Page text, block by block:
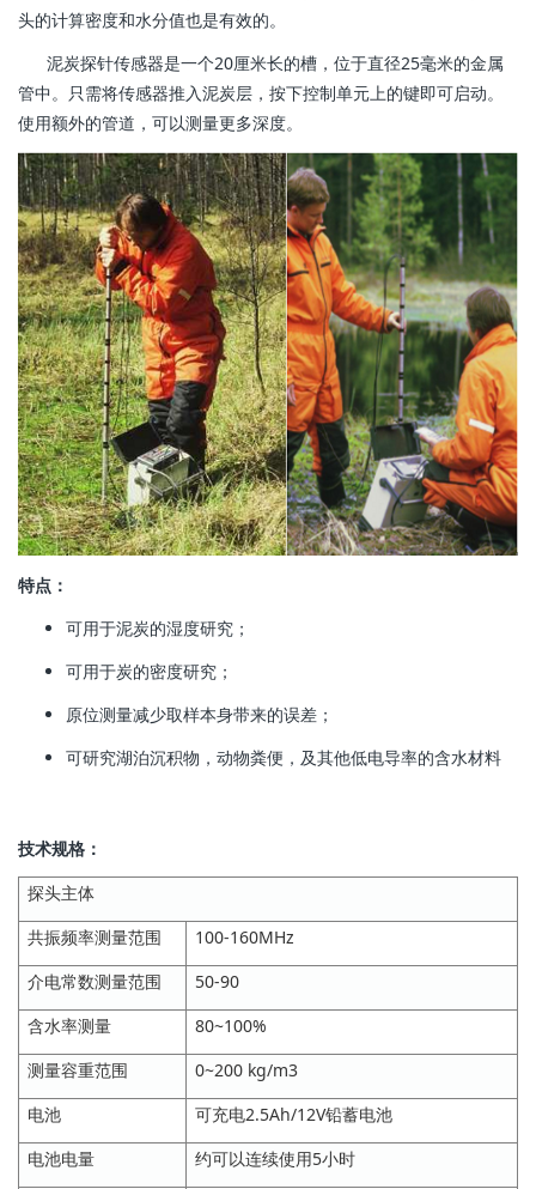
头的计算密度和水分值也是有效的。
泥炭探针传感器是一个20厘米长的槽，位于直径25毫米的金属
管中。只需将传感器推入泥炭层，按下控制单元上的键即可启动。
使用额外的管道，可以测量更多深度。
特点：
可用于泥炭的湿度研究；
可用于炭的密度研究；
原位测量减少取样本身带来的误差；
可研究湖泊沉积物，动物粪便，及其他低电导率的含水材料
技术规格：
探头主体
共振频率测量范围
100-160MHz
介电常数测量范围
50-90
含水率测量
80~100%
测量容重范围
0~200 kg/m3
电池
可充电2.5Ah/12V铅蓄电池
电池电量
约可以连续使用5小时